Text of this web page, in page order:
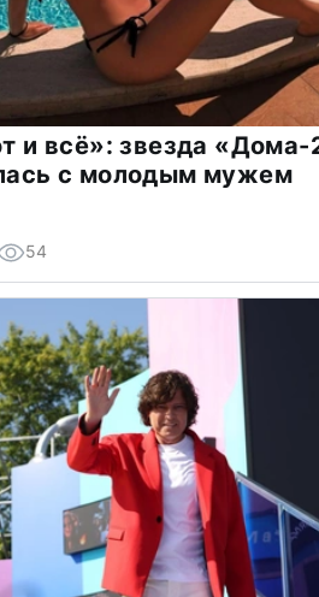
и всё»: звезда «Дома-
с молодым мужем
54